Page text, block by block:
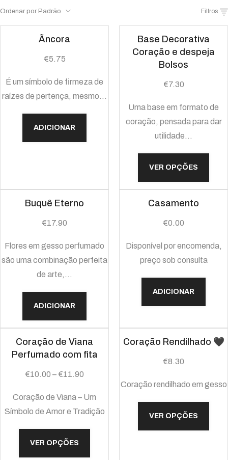
Ordenar por Padrão Filtros
Ãncora
€5.75
É um símbolo de firmeza de
raízes de pertença, mesmo…
ADICIONAR
Base Decorativa
Coração e despeja
Bolsos
€7.30
Uma base em formato de
coração, pensada para dar
utilidade…
VER OPÇÕES
Buquê Eterno
€17.90
Flores em gesso perfumado
são uma combinação perfeita
de arte,…
ADICIONAR
Casamento
€0.00
Disponível por encomenda,
preço sob consulta
ADICIONAR
Coração de Viana
Perfumado com fita
€10.00 – €11.90
Coração de Viana – Um
Símbolo de Amor e Tradição
VER OPÇÕES
Coração Rendilhado 🖤
€8.30
Coração rendilhado em gesso
VER OPÇÕES